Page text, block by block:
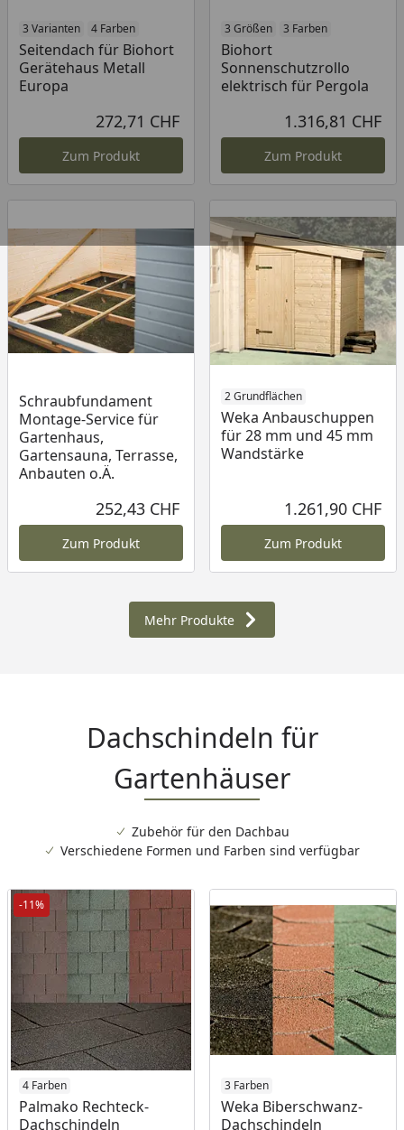
3 Varianten 4 Farben
Seitendach für Biohort
Gerätehaus Metall
Europa
272,71 CHF
Zum Produkt
3 Größen 3 Farben
Biohort
Sonnenschutzrollo
elektrisch für Pergola
1.316,81 CHF
Zum Produkt
Schraubfundament
Montage-Service für
Gartenhaus,
Gartensauna, Terrasse,
Anbauten o.Ä.
252,43 CHF
Zum Produkt
2 Grundflächen
Weka Anbauschuppen
für 28 mm und 45 mm
Wandstärke
1.261,90 CHF
Zum Produkt
Mehr Produkte
Dachschindeln für
Gartenhäuser
Zubehör für den Dachbau
Verschiedene Formen und Farben sind verfügbar
-11%
4 Farben
Palmako Rechteck-
Dachschindeln
Produkt am Lager 3 Farben
Weka Biberschwanz-
Dachschindeln